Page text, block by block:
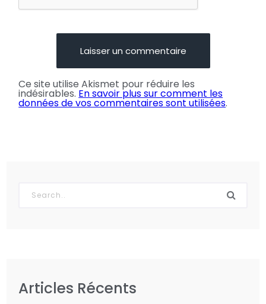
Ce site utilise Akismet pour réduire les
indésirables. En savoir plus sur comment les
données de vos commentaires sont utilisées.
Articles Récents